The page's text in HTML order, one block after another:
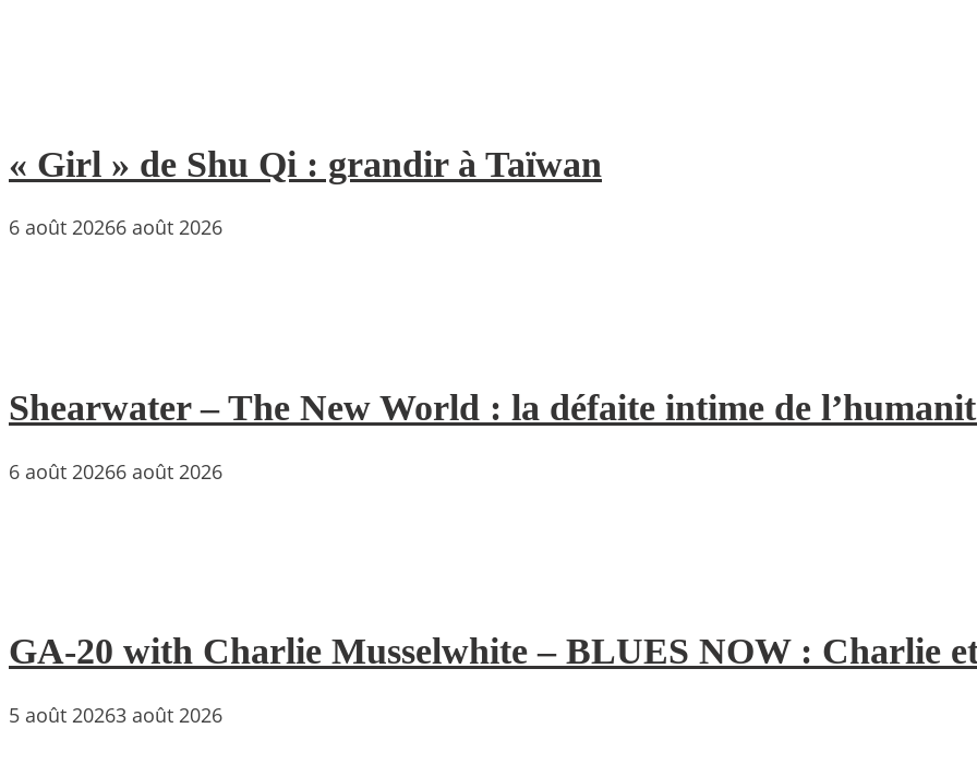
« Girl » de Shu Qi : grandir à Taïwan
6 août 20266 août 2026
Shearwater – The New World : la défaite intime de
6 août 20266 août 2026
GA-20 with Charlie Musselwhite – BLUES NOW : Charlie
5 août 20263 août 2026